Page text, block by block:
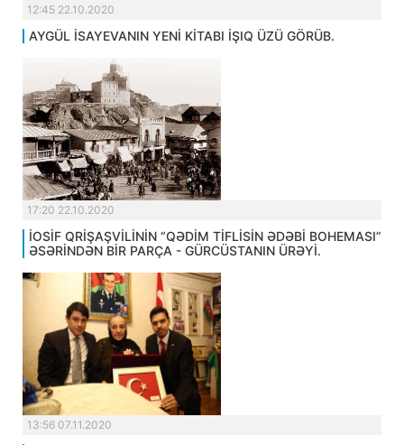
12:45 22.10.2020
AYGÜL İSAYEVANIN YENİ KİTABI İŞIQ ÜZÜ GÖRÜB.
17:20 22.10.2020
İOSİF QRİŞAŞVİLİNİN “QƏDİM TİFLİSİN ƏDƏBİ BOHEMASI”
ƏSƏRİNDƏN BİR PARÇA - GÜRCÜSTANIN ÜRƏYİ.
13:56 07.11.2020